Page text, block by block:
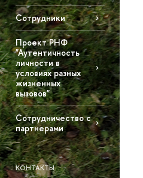
Сотрудники
Проект РНФ
"Аутентичность
личности в
условиях разных
жизненных
вызовов"
Сотрудничество с
партнерами
КОНТАКТЫ